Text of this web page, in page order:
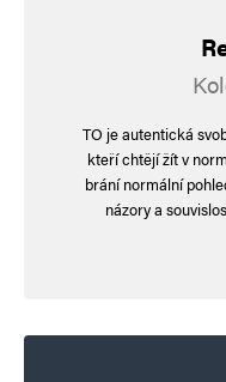
TO je autentická
kteří chtějí žít v
brání normální
názory a